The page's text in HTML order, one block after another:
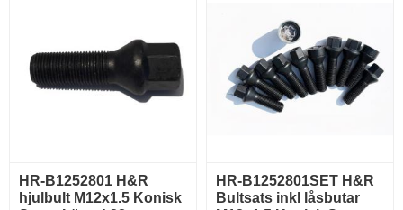
HR-B1252801 H&R
hjulbult M12x1.5 Konisk
HR-B1252801SET H&R
Bultsats inkl låsbutar